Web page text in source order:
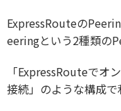
ExpressRouteの
eeringという2種類の
「ExpressRouteでオ
接続」のような構成で